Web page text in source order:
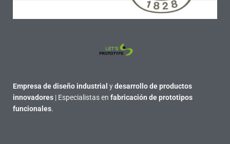
Empresa de diseño industrial ydesarrollo de productos
innovadores | Especialistas en fabricación de prototipos
funcionales.